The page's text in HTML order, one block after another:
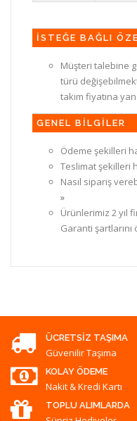
İSTEĞE BAĞLI
Müşteri talebine
türü
takım fiyatına
GENEL BİLGİLER
Ödeme şekilleri
Teslimat şekilleri
Nasıl sipariş
»
Ürünlerimiz 2 yıl
Garanti
ÜCRETSIZ TAŞIMA
Güvenilir Taşıma
KOLAY ÖDEME
Nakit & Kredi Kartı
TOPLU ALIMLARDA